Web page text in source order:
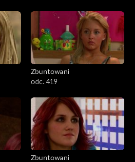
Zbuntowani
odc. 419
Zbuntowani